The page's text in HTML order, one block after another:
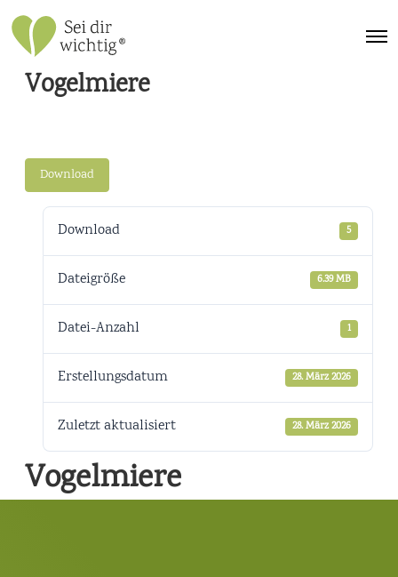
Vogelmiere
Download
Download 5
Dateigröße 6.39 MB
Datei-Anzahl 1
Erstellungsdatum 28. März 2026
Zuletzt aktualisiert 28. März 2026
Vogelmiere